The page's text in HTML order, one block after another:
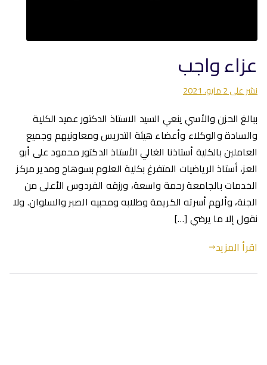
عزاء واجب
نشر على2 مايو، 2021
ببالغ الحزن والأسي ينعي السيد الاستاذ الدكتور عميد الكلية
والسادة والوكلاء وأعضاء هيئة التدريس ومعاونيهم وجميع
العاملين بالكلية أستاذنا الغالي الأستاذ الدكتور محمود على أبو
العز، أستاذ الرياضيات المتفرغ بكلية العلوم بسوهاج ومدير مركز
الخدمات بالجامعة رحمة واسعة، ورزقه الفردوس الأعلى من
الجنة، وألهم أسرته الكريمة وطلابه ومحبيه الصبر والسلوان. ولا
نقول إلا ما يرضي […]
اقرأ المزيد